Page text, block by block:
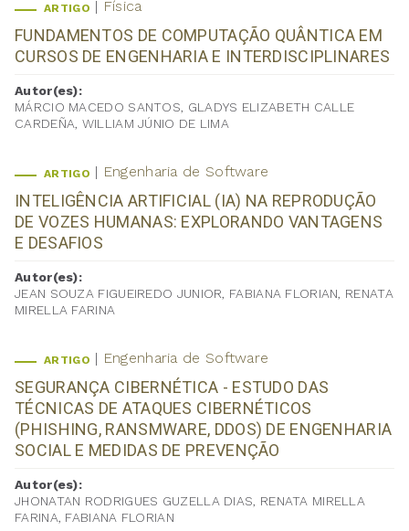
ARTIGO Física
FUNDAMENTOS DE COMPUTAÇÃO QUÂNTICA EM
CURSOS DE ENGENHARIA E INTERDISCIPLINARES
Autor(es):
MÁRCIO MACEDO SANTOS, GLADYS ELIZABETH CALLE
CARDEÑA, WILLIAM JÚNIO DE LIMA
ARTIGO Engenharia de Software
INTELIGÊNCIA ARTIFICIAL (IA) NA REPRODUÇÃO
DE VOZES HUMANAS: EXPLORANDO VANTAGENS
E DESAFIOS
Autor(es):
JEAN SOUZA FIGUEIREDO JUNIOR, FABIANA FLORIAN, RENATA
MIRELLA FARINA
ARTIGO Engenharia de Software
SEGURANÇA CIBERNÉTICA - ESTUDO DAS
TÉCNICAS DE ATAQUES CIBERNÉTICOS
(PHISHING, RANSMWARE, DDOS) DE ENGENHARIA
SOCIAL E MEDIDAS DE PREVENÇÃO
Autor(es):
JHONATAN RODRIGUES GUZELLA DIAS, RENATA MIRELLA
FARINA, FABIANA FLORIAN